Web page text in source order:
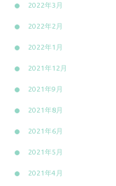
2022年3月
2022年2月
2022年1月
2021年12月
2021年9月
2021年8月
2021年6月
2021年5月
2021年4月